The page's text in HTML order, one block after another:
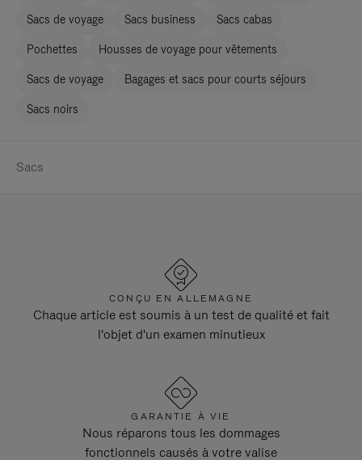
Sacs de voyage Sacs business Sacs cabas
Pochettes Housses de voyage pour vêtements
Sacs de voyage Bagages et sacs pour courts séjours
Sacs noirs
Sacs
CONÇU EN ALLEMAGNE
Chaque article est soumis à un test de qualité et fait
l'objet d'un examen minutieux
GARANTIE À VIE
Nous réparons tous les dommages
fonctionnels causés à votre valise